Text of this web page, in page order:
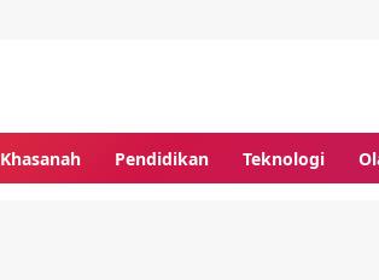
Khasanah Pendidikan Teknologi